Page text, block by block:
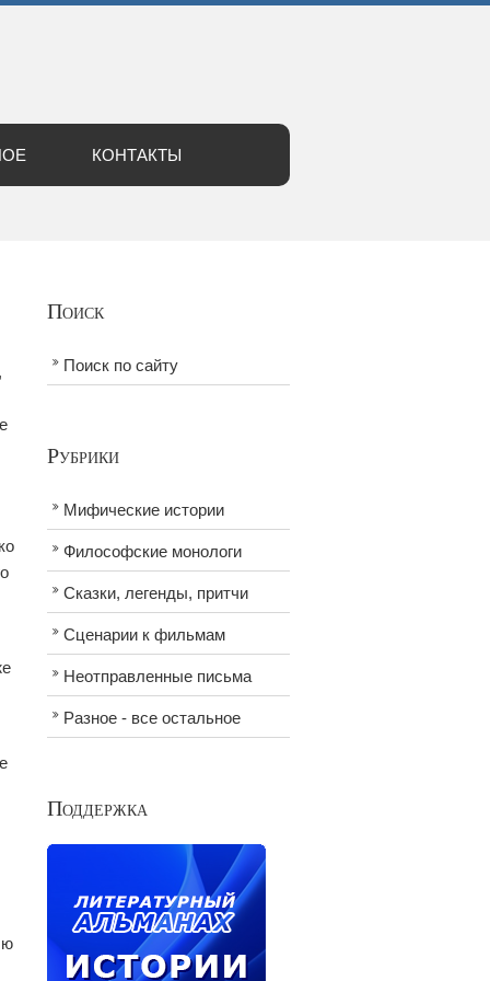
КОНТАКТЫ
Поиск
Поиск по сайту
Рубрики
Мифические истории
Философские монологи
Сказки, легенды, притчи
Сценарии к фильмам
Неотправленные письма
Разное - все остальное
Поддержка